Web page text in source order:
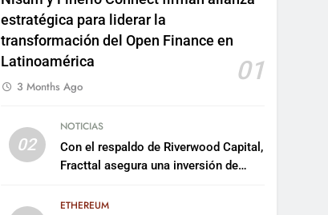
estratégica para liderar la
transformación del Open Finance en
Latinoamérica
01
3 Months Ago
02
NOTICIAS
Con el respaldo de Riverwood Capital,
Fracttal asegura una inversión de
plataforma
ETHEREUM